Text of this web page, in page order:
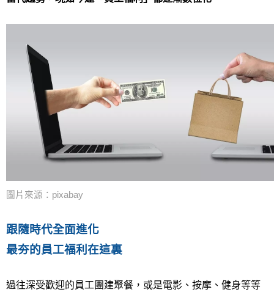
圖片來源：pixabay
跟隨時代全面進化
最夯的員工福利在這裏
過往深受歡迎的員工團建聚餐，或是電影、按摩、健身等等